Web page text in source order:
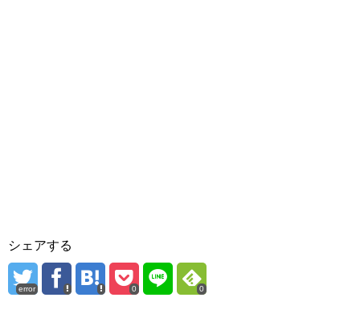
シェアする
error 0 0